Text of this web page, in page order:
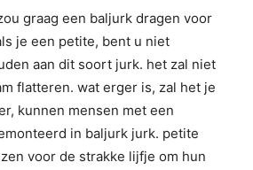
graag een baljurk dragen voor
je een petite, bent u niet
aan dit soort jurk. het zal niet
flatteren. wat erger is, zal het je
kunnen mensen met een
in baljurk jurk. petite
voor de strakke lijfje om hun